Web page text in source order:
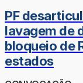
PF
lavagem de
bloqueio de
estados